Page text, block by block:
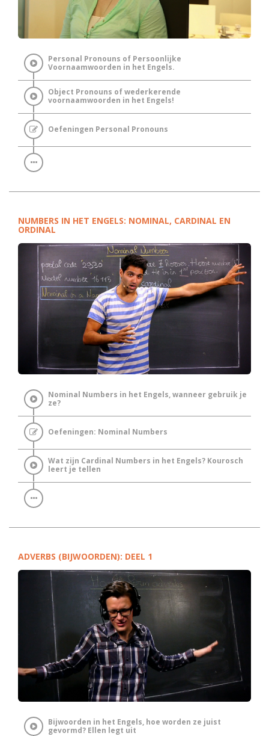
Personal Pronouns of Persoonlijke
Voornaamwoorden in het Engels.
Object Pronouns of wederkerende
voornaamwoorden in het Engels!
Oefeningen Personal Pronouns
NUMBERS IN HET ENGELS: NOMINAL, CARDINAL EN
ORDINAL
Nominal Numbers in het Engels, wanneer gebruik je
ze?
Oefeningen: Nominal Numbers
Wat zijn Cardinal Numbers in het Engels? Kourosch
leert je tellen
ADVERBS (BIJWOORDEN): DEEL 1
Bijwoorden in het Engels, hoe worden ze juist
gevormd? Ellen legt uit